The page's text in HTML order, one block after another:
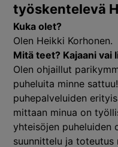
työskentelevä
Kuka olet?
Olen Heikki Korhonen.
Mitä teet? Kajaani vai
Olen ohjaillut
puheluita minne
puhepalveluiden
mittaan minua on
yhteisöjen puheluiden
suunnittelu ja toteutus